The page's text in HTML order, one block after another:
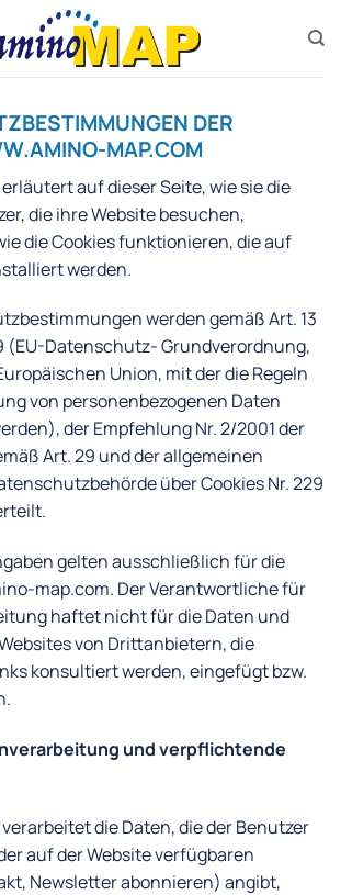
DER
MAP.COM
erläutert auf dieser Seite, wie sie die
die ihre Website besuchen,
die Cookies funktionieren, die auf
werden.
werden gemäß Art. 13
(EU-Datenschutz- Grundverordnung,
Union, mit der die Regeln
von personenbezogenen Daten
der Empfehlung Nr. 2/2001 der
Art. 29 und der allgemeinen
über Cookies Nr. 229
gelten ausschließlich für die
map.com. Der Verantwortliche für
haftet nicht für die Daten und
von Drittanbietern, die
konsultiert werden, eingefügt bzw.
und verpflichtende
verarbeitet die Daten, die der Benutzer
auf der Website verfügbaren
Newsletter abonnieren) angibt,